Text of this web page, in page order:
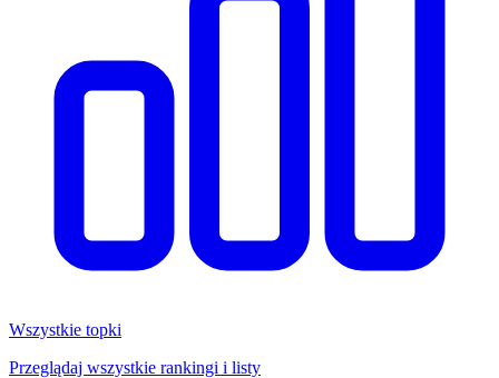
Wszystkie topki
Przeglądaj wszystkie rankingi i listy